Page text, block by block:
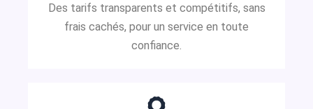
Des tarifs transparents et compétitifs, sans
frais cachés, pour un service en toute
confiance.